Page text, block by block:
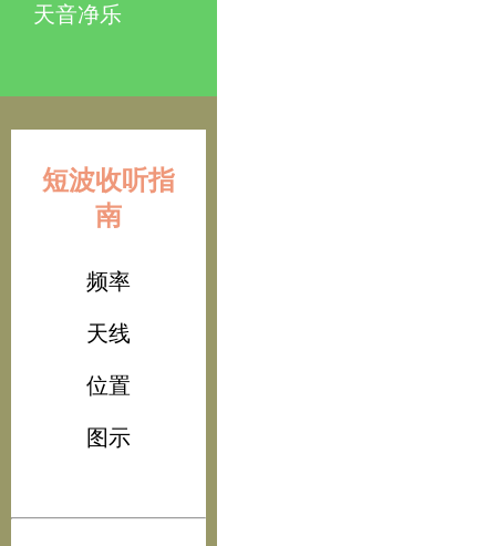
天音净乐
短波收听指
南
频率
天线
位置
图示